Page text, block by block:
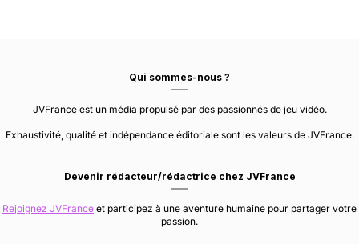
Qui sommes-nous ?
JVFrance est un média propulsé par des passionnés de jeu vidéo.
Exhaustivité, qualité et indépendance éditoriale sont les valeurs de JVFrance.
Devenir rédacteur/rédactrice chez JVFrance
Rejoignez JVFrance et participez à une aventure humaine pour partager votre
passion.